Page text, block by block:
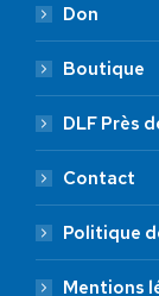
Don
Boutique
DLF Près
Contact
Politique
Mentions